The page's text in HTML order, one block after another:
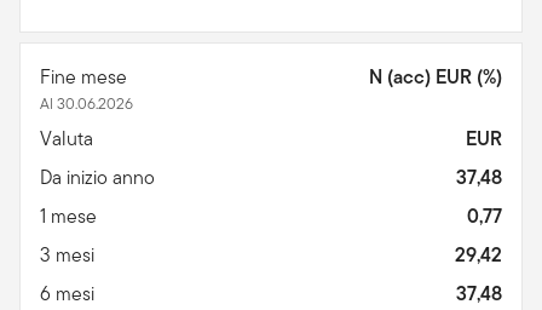
Fine mese
Al 30.06.2026
N (acc) EUR (%)
Valuta
EUR
Da inizio anno
37,48
1 mese
0,77
3 mesi
29,42
6 mesi
37,48